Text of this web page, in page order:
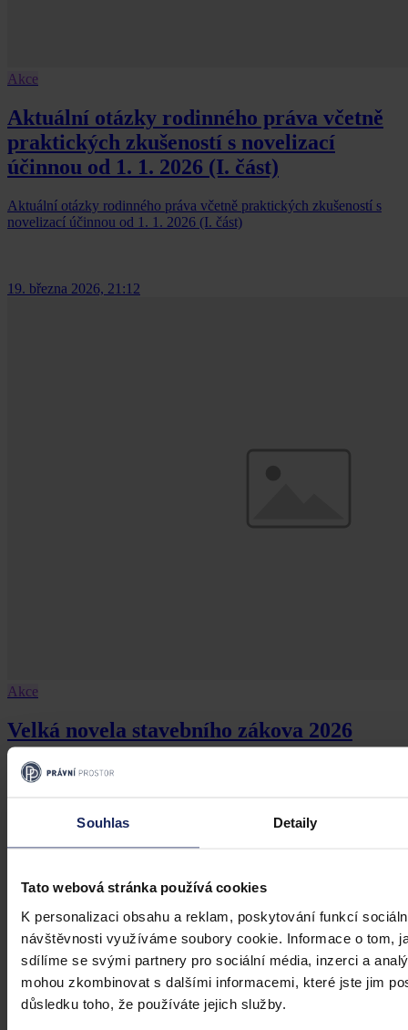
Souhlas Detaily
Tato webová stránka používá cookies
K personalizaci obsahu a reklam, poskytování funkcí
návštěvnosti využíváme soubory cookie. Informace o tom,
sdílíme se svými partnery pro sociální média, inzerci a
mohou zkombinovat s dalšími informacemi, které jste jim
důsledku toho, že používáte jejich služby.
Akce
Aktuální otázky rodinného práva včetně
praktických zkušeností s novelizací
účinnou od 1. 1. 2026 (I. část)
Aktuální otázky rodinného práva včetně praktických zkušeností s
novelizací účinnou od 1. 1. 2026 (I. část)
19. března 2026, 21:12
Akce
Velká novela stavebního zákova 2026
Velká novela stavebního zákova 2026
19. března 2026, 21:07